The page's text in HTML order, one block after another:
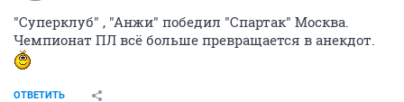
"Суперклуб" , "Анжи" победил "Спартак" Москва.
Чемпионат ПЛ всё больше превращается в анекдот.
ОТВЕТИТЬ